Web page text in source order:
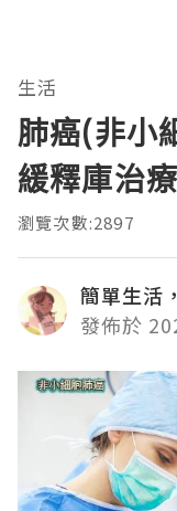
生活
肺癌(非小
緩釋庫治
瀏覽次數:2897
簡單生活
發佈於